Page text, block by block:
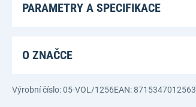
PARAMETRY A SPECIFIKACE
O ZNAČCE
Výrobní číslo: 05-VOL/1256EAN: 8715347012563